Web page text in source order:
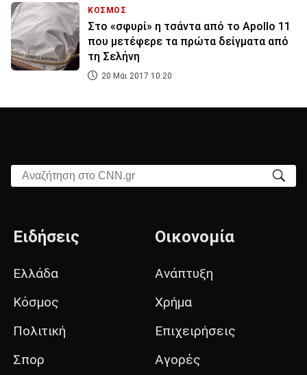
ΚΟΣΜΟΣ
Στο «σφυρί» η τσάντα από το Apollo 11
που μετέφερε τα πρώτα δείγματα από
τη Σελήνη
20 Μάι 2017 10:20
Αναζήτηση στο CNN.gr
Ειδήσεις
Ελλάδα
Κόσμος
Πολιτική
Σπορ
Οικονομία
Ανάπτυξη
Χρήμα
Επιχειρήσεις
Αγορές